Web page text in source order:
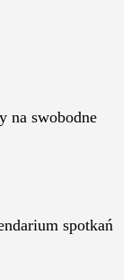
na swobodne
spotkań